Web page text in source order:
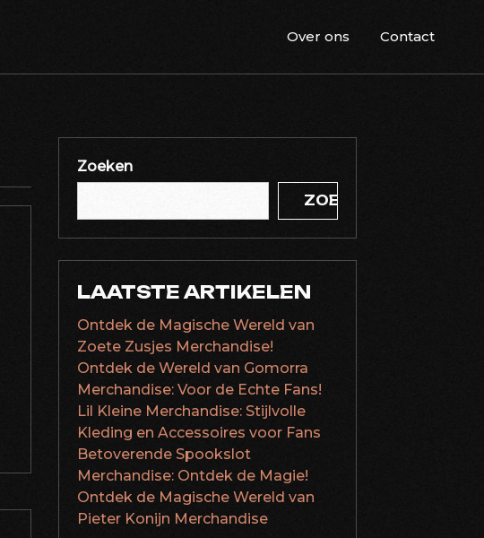
Over ons Contact
Zoeken
ZOEKEN
LAATSTE ARTIKELEN
Ontdek de Magische Wereld van
Zoete Zusjes Merchandise!
Ontdek de Wereld van Gomorra
Merchandise: Voor de Echte Fans!
Lil Kleine Merchandise: Stijlvolle
Kleding en Accessoires voor Fans
Betoverende Spookslot
Merchandise: Ontdek de Magie!
Ontdek de Magische Wereld van
Pieter Konijn Merchandise